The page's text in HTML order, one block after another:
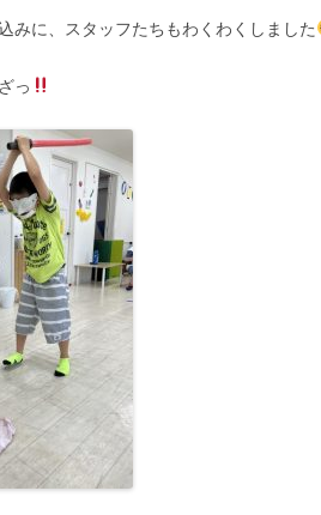
みに、スタッフたちもわくわくしました
っ